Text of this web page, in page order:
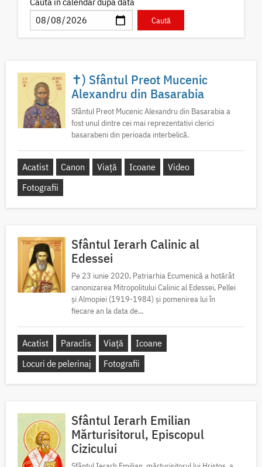
✝) Sfântul Preot Mucenic
Alexandru din Basarabia
Sfântul Preot Mucenic Alexandru din Basarabia a
fost unul dintre cei mai reprezentativi clerici
basarabeni din perioada interbelică.
Acatist Canon Viață Icoane
Video
Fotografii
Sfântul Ierarh Calinic al
Edessei
Pe 23 iunie 2020, Patriarhia Ecumenică a hotărât
canonizarea Mitropolitului Calinic al Edessei, Pellei
și Almopiei (1919-1984) și pomenirea lui în
fiecare an la data de...
Acatist Paraclis Viață
Icoane
Locuri de pelerinaj
Fotografii
Sfântul Ierarh Emilian
Mărturisitorul, Episcopul
Cizicului